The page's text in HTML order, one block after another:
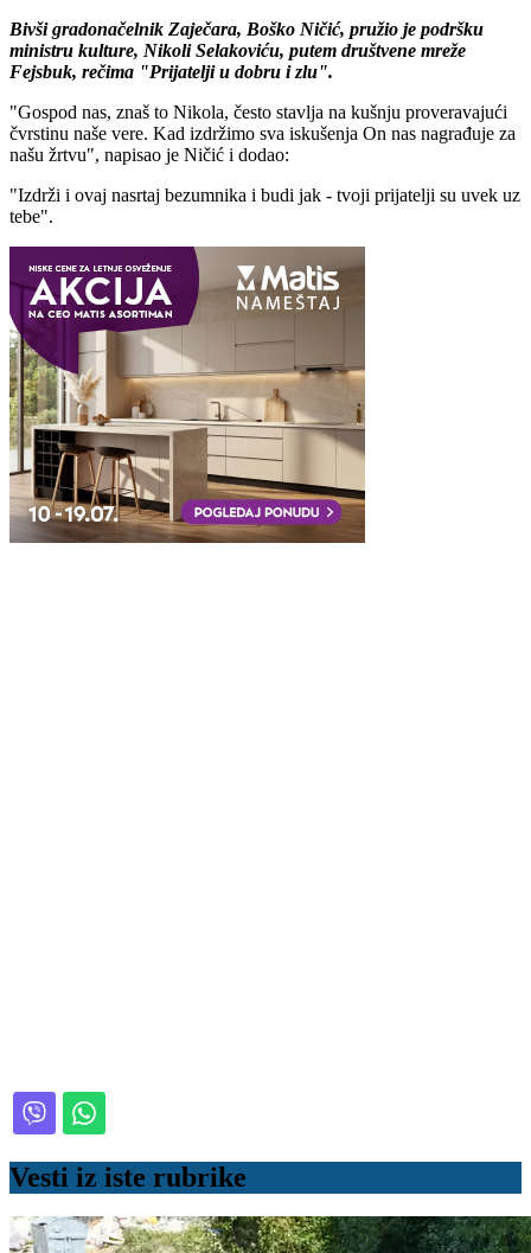
Bivši gradonačelnik Zaječara, Boško Ničić, pružio je podršku
ministru kulture, Nikoli Selakoviću, putem društvene mreže
Fejsbuk, rečima "Prijatelji u dobru i zlu".
"Gospod nas, znaš to Nikola, često stavlja na kušnju proveravajući
čvrstinu naše vere. Kad izdržimo sva iskušenja On nas nagrađuje za
našu žrtvu", napisao je Ničić i dodao:
"Izdrži i ovaj nasrtaj bezumnika i budi jak - tvoji prijatelji su uvek uz
tebe".
Vesti iz iste rubrike